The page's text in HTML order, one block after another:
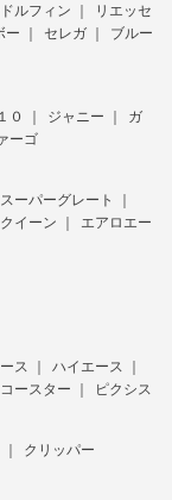
ルフィン
リエッセ
ー セレガ
ブルー
０ ジャニー
ガ
ーゴ
スーパーグレート
イーン
エアロエー
ス
ハイエース
コースター ピクシス
クリッパー